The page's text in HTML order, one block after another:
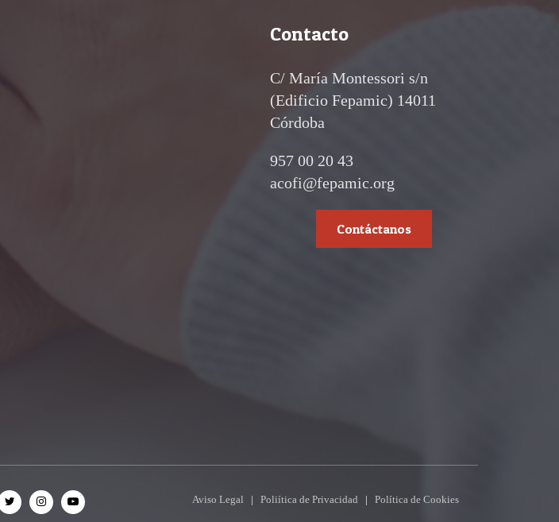
Contacto
C/ María Montessori s/n
(Edificio Fepamic) 14011
Córdoba
957 00 20 43
acofi@fepamic.org
Contáctanos
Aviso Legal | Poliítica de Privacidad | Política de Cookies